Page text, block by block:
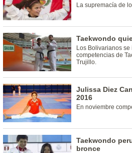
La supremacía de
Taekwondo
Los Bolivarianos
competencias de
Trujillo.
Julissa Diez
2016
En noviembre
Taekwondo
bronce